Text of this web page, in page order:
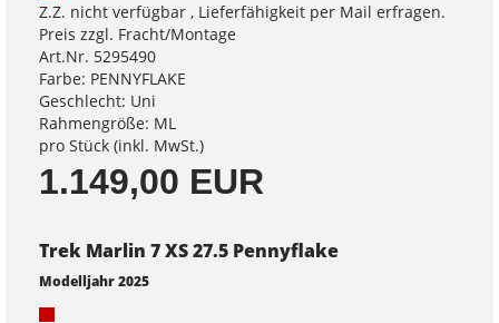
Z.Z. nicht verfügbar , Lieferfähigkeit per Mail erfragen.
Preis zzgl. Fracht/Montage
Art.Nr. 5295490
Farbe: PENNYFLAKE
Geschlecht: Uni
Rahmengröße: ML
pro Stück (inkl. MwSt.)
1.149,00 EUR
Trek Marlin 7 XS 27.5 Pennyflake
Modelljahr 2025